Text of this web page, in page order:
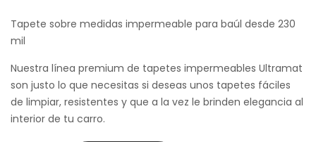
Tapete sobre medidas impermeable para baúl desde 230
mil
Nuestra línea premium de tapetes impermeables Ultramat
son justo lo que necesitas si deseas unos tapetes fáciles
de limpiar, resistentes y que a la vez le brinden elegancia al
interior de tu carro.